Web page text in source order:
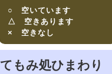
○ 空いています
△ 空きあります
× 空きなし
てもみ処ひまわり